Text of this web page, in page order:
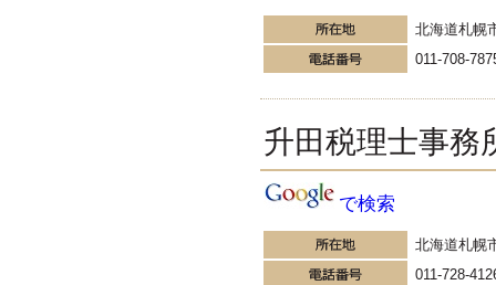
北海道札幌
011-708-
升田税理士事務
で検索
北海道札幌
011-728-